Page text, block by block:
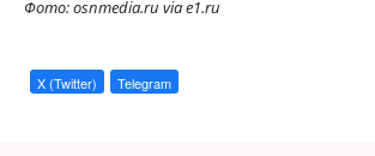
Фото: osnmedia.ru via e1.ru
X (Twitter) Telegram